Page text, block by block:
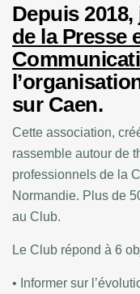
Depuis
de la Presse
sur Caen.
Cette association,
rassemble autour de
professionnels de la
Normandie. Plus de
au Club.
Le Club répond à 6
• Informer sur